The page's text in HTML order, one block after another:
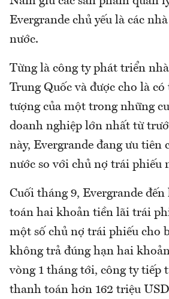
Evergrande chủ yếu là các
nước.
Từng là công ty phát triển
Trung Quốc và được cho là
tượng của một trong những
doanh nghiệp lớn nhất từ
này, Evergrande đang ưu tiên
nước so với chủ nợ trái phiếu
Cuối tháng 9, Evergrande
toán hai khoản tiền lãi trái
một số chủ nợ trái phiếu cho
không trả đúng hạn hai
vòng 1 tháng tới, công ty tiếp
thanh toán hơn 162 triệu